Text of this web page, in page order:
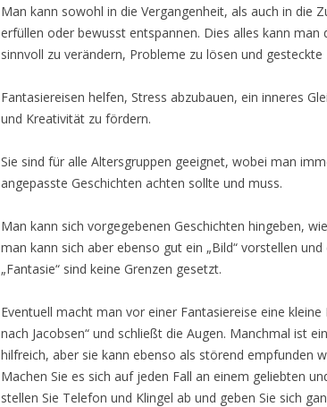
Man kann sowohl in die Vergangenheit, als auch in die
erfüllen oder bewusst entspannen. Dies alles kann
sinnvoll zu verändern, Probleme zu lösen und
Fantasiereisen helfen, Stress abzubauen, ein inneres
und Kreativität zu fördern.
Sie sind für alle Altersgruppen geeignet, wobei man
angepasste Geschichten achten sollte und muss.
Man kann sich vorgegebenen Geschichten hingeben,
man kann sich aber ebenso gut ein „Bild“ vorstellen
„Fantasie“ sind keine Grenzen gesetzt.
Eventuell macht man vor einer Fantasiereise eine kleine
nach Jacobsen“ und schließt die Augen. Manchmal ist
hilfreich, aber sie kann ebenso als störend empfunden
Machen Sie es sich auf jeden Fall an einem geliebten
stellen Sie Telefon und Klingel ab und geben Sie sich